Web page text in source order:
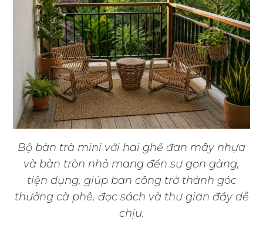
Bộ bàn trà mini với hai ghế đan mây nhựa
và bàn tròn nhỏ mang đến sự gọn gàng,
tiện dụng, giúp ban công trở thành góc
thưởng cà phê, đọc sách và thư giãn đầy dễ
chịu.